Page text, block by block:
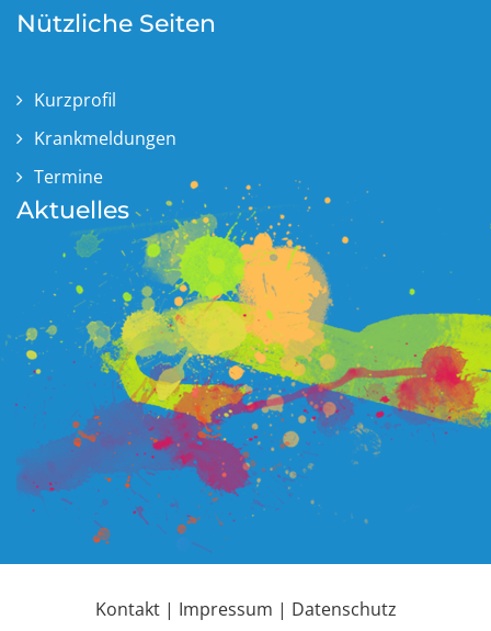
Nützliche Seiten
Kurzprofil
Krankmeldungen
Termine
Aktuelles
Kontakt| Impressum | Datenschutz